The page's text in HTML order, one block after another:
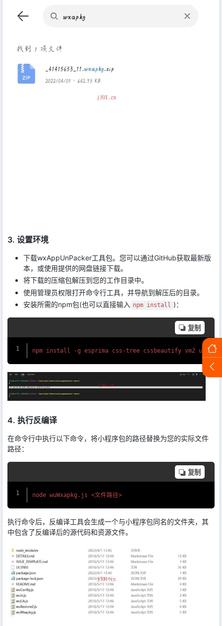
3. 设置环境
下载wxAppUnPacker工具包。您可以通过GitHub获取最新版
本，或使用提供的网盘链接下载。
将下载的压缩包解压到您的工作目录中。
使用管理员权限打开命令行工具，并导航到解压后的目录。
安装所需的npm包(也可以直接输入 npm install )：
复制
4. 执行反编译
在命令行中执行以下命令，将小程序包的路径替换为您的实际文件
路径：
复制
node wuWxapkg. js
执行命令后，反编译工具会生成一个与小程序包同名的文件夹，其
中包含了反编译后的源代码和资源文件。